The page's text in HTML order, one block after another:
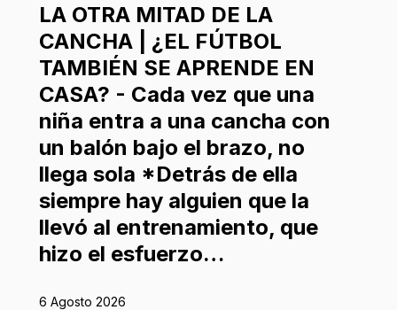
LA OTRA MITAD DE LA
CANCHA | ¿EL FÚTBOL
TAMBIÉN SE APRENDE EN
CASA? - Cada vez que una
niña entra a una cancha con
un balón bajo el brazo, no
llega sola *Detrás de ella
siempre hay alguien que la
llevó al entrenamiento, que
hizo el esfuerzo…
6 Agosto 2026